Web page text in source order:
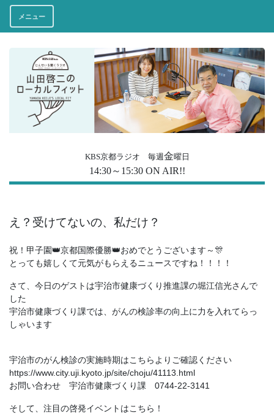
メニュー
KBS京都ラジオ 毎週 金曜日
14:30～15:30 ON AIR!!
え？受けてないの、私だけ？
祝！甲子園👑京都国際優勝👑おめでとうございます～🎊
とっても嬉しくて元気がもらえるニュースですね！！！！
さて、今日のゲストは宇治市健康づくり推進課の堀江信光さんで
した
宇治市健康づくり課では、がんの検診率の向上に力を入れてらっ
しゃいます
宇治市のがん検診の実施時期はこちらよりご確認ください
https://www.city.uji.kyoto.jp/site/choju/41113.html
お問い合わせ 宇治市健康づくり課 0744-22-3141
そして、注目の啓発イベントはこちら！